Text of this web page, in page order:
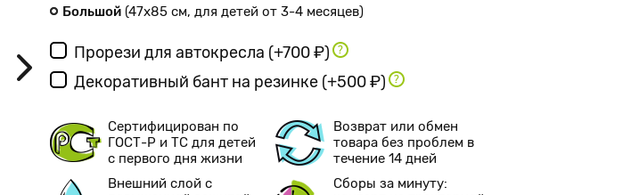
Большой (47х85 см, для детей от 3-4 месяцев)
Прорези для автокресла (+700 ₽)
Декоративный бант на резинке (+500 ₽)
Сертифицирован по
ГОСТ-Р и ТС для детей
с первого дня жизни
Возврат или обмен
товара без проблем в
течение 14 дней
Внешний слой с
Сборы за минуту: